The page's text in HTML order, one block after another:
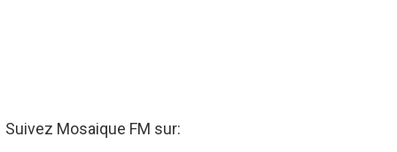
Suivez Mosaique FM sur: